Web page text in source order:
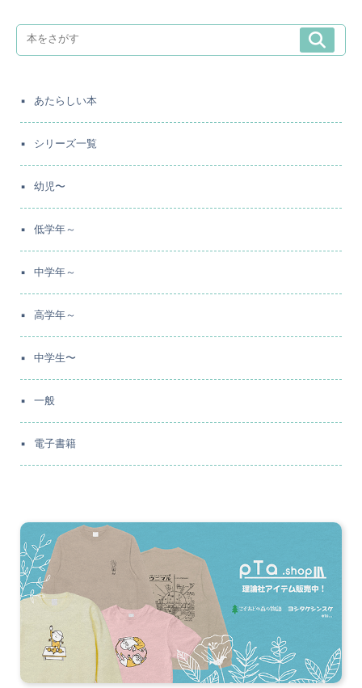
あたらしい本
シリーズ一覧
幼児〜
低学年～
中学年～
高学年～
中学生〜
一般
電子書籍